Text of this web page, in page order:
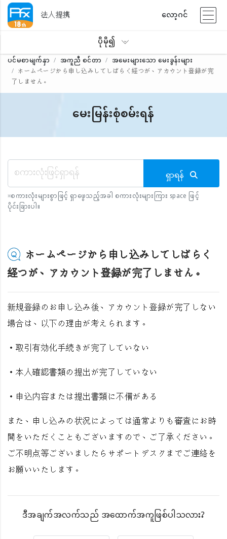
法人提携
လော့ဂင်
ပိုမို၍
ပင်မစာမျက်နှာ အကူညီ စင်တာ
အမေးများသော မေးခွန်းများ
ホームページから申し込みしてしばらく経つが、アカウント登録が完
了しません。
မေးမြန်းစုံစမ်းရန်
ရှာရန်
※စကားလုံးများစွာဖြင့် ရှာဖွေသည့်အခါ စကားလုံးများကြား space ဖြင့်
ပိုင်းခြားပါ။
ホームページから申し込みしてしばらく
経つが、アカウント登録が完了しません。
新規登録のお申し込み後、アカウント登録が完了しない
場合は、以下の理由が考えられます。
・取引有効化手続きが完了していない
・本人確認書類の提出が完了していない
・申込内容または提出書類に不備がある
また、申し込みの状況によっては通常よりも審査にお時
間をいただくこともございますので、ご了承ください。
ご不明点等ございましたらサポートデスクまでご連絡を
お願いいたします。
ဒီအချက်အလက်သည် အထောက်အကူဖြစ်ပါသလား?